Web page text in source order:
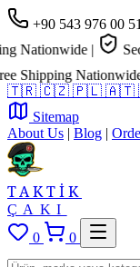
+90 543 976 00 51
|
Nationwide
🇹🇷 🇨🇿 🇵🇱 🇦🇹
Sitemap
About Us | Blog |
TAKTİK
ÇAKI
0
0